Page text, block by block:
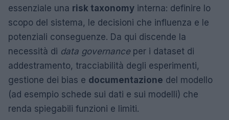
essenziale una risk taxonomy interna: definire lo
scopo del sistema, le decisioni che influenza e le
potenziali conseguenze. Da qui discende la
necessità di data governanceper i dataset di
addestramento, tracciabilità degli esperimenti,
gestione dei bias e documentazione del modello
(ad esempio schede sui dati e sui modelli) che
renda spiegabili funzioni e limiti.